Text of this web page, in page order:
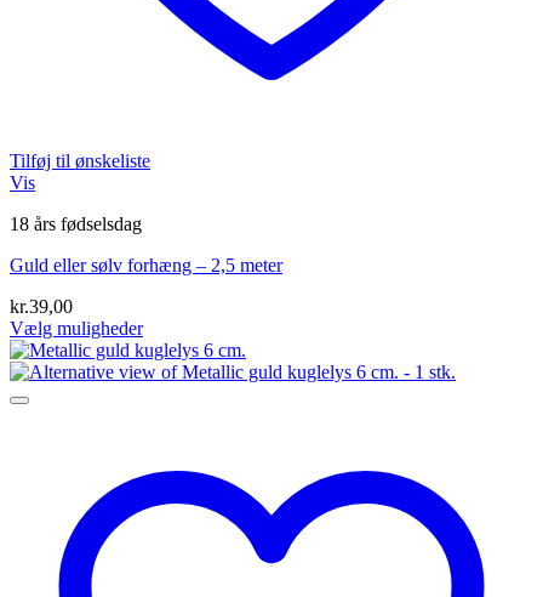
Tilføj til ønskeliste
Vis
18 års fødselsdag
Guld eller sølv forhæng – 2,5 meter
kr.39,00
Vælg muligheder
Dette
vare
har
varesiden